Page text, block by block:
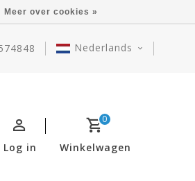
Nederlands
0
Winkelwagen
Log in
Meer over cookies »